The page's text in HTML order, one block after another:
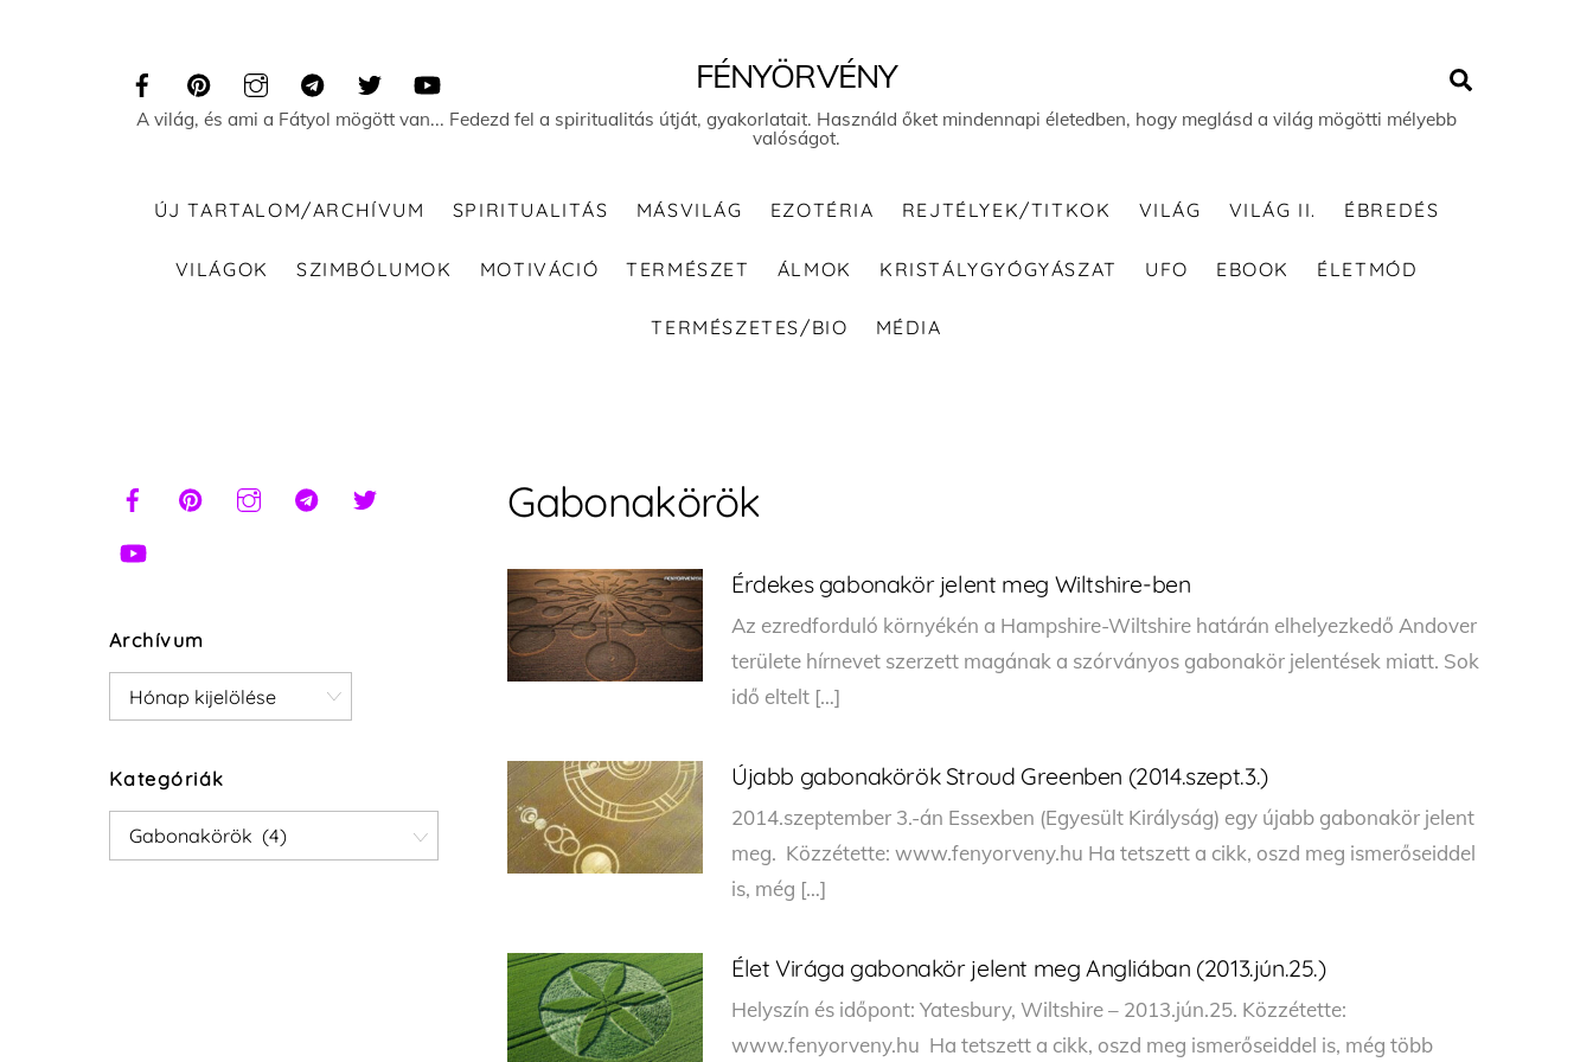
FÉNYÖRVÉNY
A világ, és ami a Fátyol mögött van... Fedezd fel a spiritualitás útját, gyakorlatait. Használd őket mindennapi életedben, hogy meglásd a világ mögötti mélyebb
valóságot.
ÚJ TARTALOM/ARCHÍVUM SPIRITUALITÁS MÁSVILÁG EZOTÉRIA REJTÉLYEK/TITKOK VILÁG VILÁG II. ÉBREDÉS
VILÁGOK SZIMBÓLUMOK MOTIVÁCIÓ TERMÉSZET ÁLMOK KRISTÁLYGYÓGYÁSZAT UFO EBOOK ÉLETMÓD
TERMÉSZETES/BIO MÉDIA
Gabonakörök
Érdekes gabonakör jelent meg Wiltshire-ben
Az ezredforduló környékén a Hampshire-Wiltshire határán elhelyezkedő Andover
területe hírnevet szerzett magának a szórványos gabonakör jelentések miatt. Sok
idő eltelt […]
Újabb gabonakörök Stroud Greenben (2014.szept.3.)
2014.szeptember 3.-án Essexben (Egyesült Királyság) egy újabb gabonakör jelent
meg. Közzétette: www.fenyorveny.hu Ha tetszett a cikk, oszd meg ismerőseiddel
is, még […]
Élet Virága gabonakör jelent meg Angliában (2013.jún.25.)
Helyszín és időpont: Yatesbury, Wiltshire – 2013.jún.25. Közzétette:
www.fenyorveny.hu Ha tetszett a cikk, oszd meg ismerőseiddel is, még több
Archívum
Archívum
Kategóriák
Kategóriák